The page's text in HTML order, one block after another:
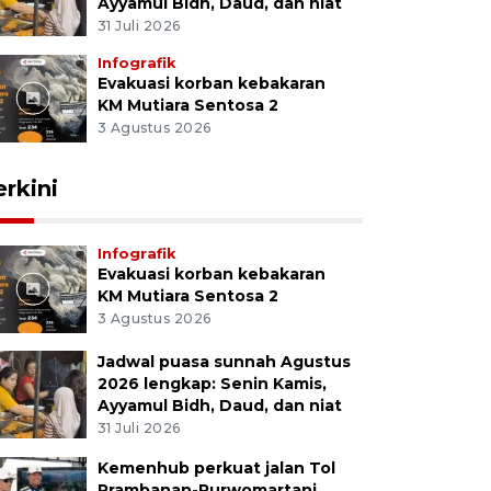
31 Juli 2026
Infografik
Evakuasi korban kebakaran
KM Mutiara Sentosa 2
3 Agustus 2026
Infografik
Evakuasi korban kebakaran
KM Mutiara Sentosa 2
3 Agustus 2026
Jadwal puasa sunnah Agustus
2026 lengkap: Senin Kamis,
Ayyamul Bidh, Daud, dan niat
31 Juli 2026
Kemenhub perkuat jalan Tol